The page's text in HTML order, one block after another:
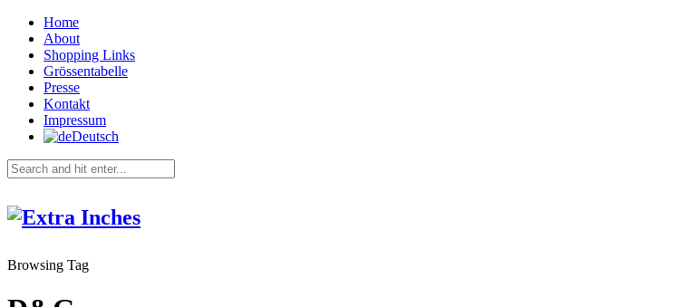
Home
About
Shopping Links
Grössentabelle
Presse
Kontakt
Impressum
Deutsch
Browsing Tag